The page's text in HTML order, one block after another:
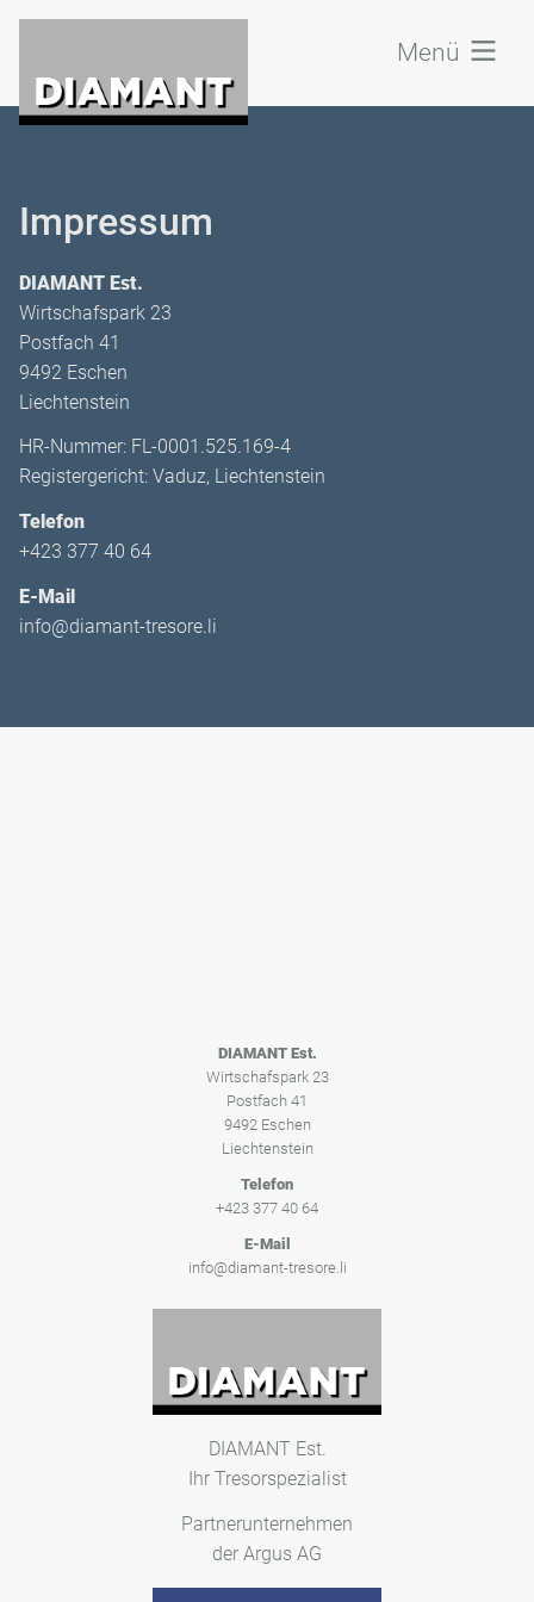
Zum
Seite
Menü
Impressum
DIAMANT Est.
Wirtschafspark 23
Postfach 41
9492 Eschen
Liechtenstein
HR-Nummer: FL-0001.525.169-4
Registergericht: Vaduz, Liechtenstein
Telefon
+423 377 40 64
E-Mail
info@diamant-tresore.li
DIAMANT Est.
Wirtschafspark 23
Postfach 41
9492 Eschen
Liechtenstein
Telefon
+423 377 40 64
E-Mail
info@diamant-tresore.li
DIAMANT Est.
Ihr Tresorspezialist
Partnerunternehmen
der Argus AG